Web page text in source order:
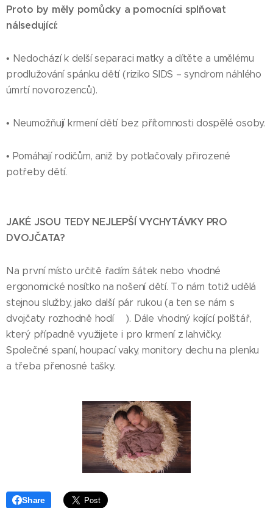
Proto by měly pomůcky a pomocníci splňovat
nálsedující:
• Nedochází k delší separaci matky a dítěte a umělému
prodlužování spánku dětí (riziko SIDS – syndrom náhlého
úmrtí novorozenců).
• Neumožňují krmení dětí bez přítomnosti dospělé osoby.
• Pomáhají rodičům, aniž by potlačovaly přirozené
potřeby dětí.
JAKÉ JSOU TEDY NEJLEPŠÍ VYCHYTÁVKY PRO
DVOJČATA?
Na první místo určitě řadím šátek nebo vhodné
ergonomické nosítko na nošení dětí. To nám totiž udělá
stejnou služby, jako další pár rukou (a ten se nám s
dvojčaty rozhodně hodí😊). Dále vhodný kojící polštář,
který případně využijete i pro krmení z lahvičky.
Společné spaní, houpací vaky, monitory dechu na plenku
a třeba přenosné tašky.
Share